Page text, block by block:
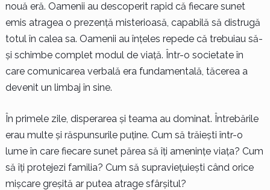
nouă eră. Oamenii au descoperit rapid că fiecare sunet
emis atragea o prezență misterioasă, capabilă să distrugă
totul în calea sa. Oamenii au înțeles repede că trebuiau să-
și schimbe complet modul de viață. Într-o societate în
care comunicarea verbală era fundamentală, tăcerea a
devenit un limbaj în sine.
În primele zile, disperarea și teama au dominat. Întrebările
erau multe și răspunsurile puține. Cum să trăiești într-o
lume în care fiecare sunet părea să îți amenințe viața? Cum
să îți protejezi familia? Cum să supraviețuiești când orice
mișcare greșită ar putea atrage sfârșitul?